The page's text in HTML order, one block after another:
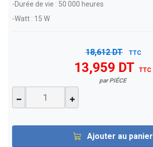
-Durée de vie : 50 000 heures
-Watt : 15 W
18,612 DT TTC
13,959 DT
TTC
par PIÉCE
Ajouter au panier